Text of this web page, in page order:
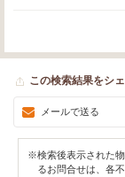
この検索結果をシ
メールで送る
※検索後表示された
るお問合せは、各